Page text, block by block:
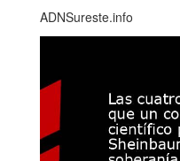
ADNSureste.info